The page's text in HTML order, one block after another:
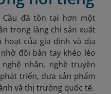
Cầu đã tồn tại hơn một
trong làng chỉ sản xuất
của gia đình và địa
đôi bàn tay khéo léo
nhân, nghề truyền
triển, đưa sản phẩm
và thị trường quốc tế.